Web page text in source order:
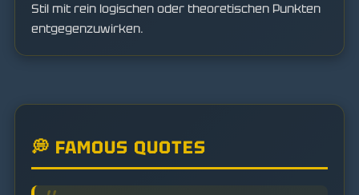
Stil mit rein logischen oder theoretischen Punkten
entgegenzuwirken.
💭 FAMOUS QUOTES